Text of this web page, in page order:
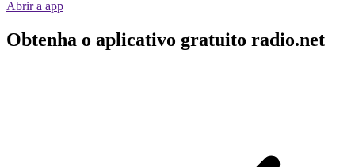
Abrir a app
Obtenha o aplicativo gratuito radio.net